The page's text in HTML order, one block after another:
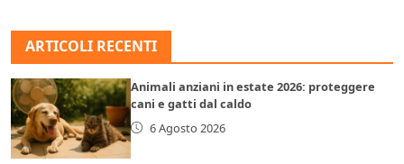
ARTICOLI RECENTI
Animali anziani in estate 2026: proteggere
cani e gatti dal caldo
6 Agosto 2026